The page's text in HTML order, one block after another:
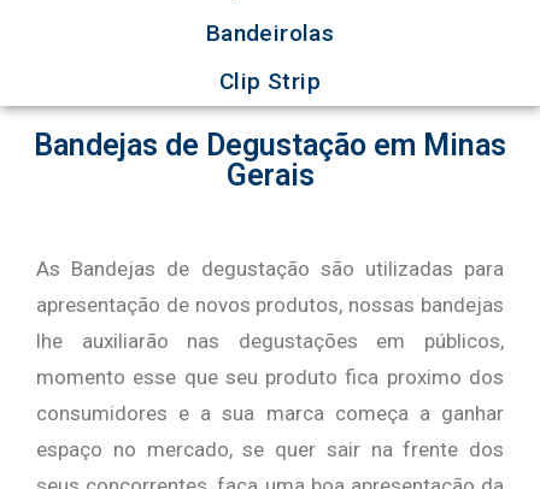
Bandeirolas
Clip Strip
Bandejas de Degustação em Minas
Gerais
As Bandejas de degustação são utilizadas para
apresentação de novos produtos, nossas bandejas
lhe auxiliarão nas degustações em públicos,
momento esse que seu produto fica proximo dos
consumidores e a sua marca começa a ganhar
espaço no mercado, se quer sair na frente dos